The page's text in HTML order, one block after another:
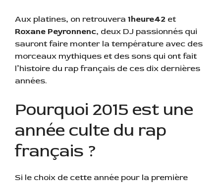
Aux platines, on retrouvera 1heure42 et
Roxane Peyronnenc, deux DJ passionnés qui
sauront faire monter la température avec des
morceaux mythiques et des sons qui ont fait
l’histoire du rap français de ces dix dernières
années.
Pourquoi 2015 est une
année culte du rap
français ?
Si le choix de cette année pour la première